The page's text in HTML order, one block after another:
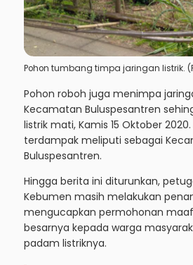
Pohon tumbang timpa jaringan listrik.
Pohon roboh juga menimpa
Kecamatan Buluspesantren
listrik mati, Kamis 15 Oktober
terdampak meliputi sebagai
Buluspesantren.
Hingga berita ini diturunkan,
Kebumen masih melakukan
mengucapkan permohonan
besarnya kepada warga
padam listriknya.